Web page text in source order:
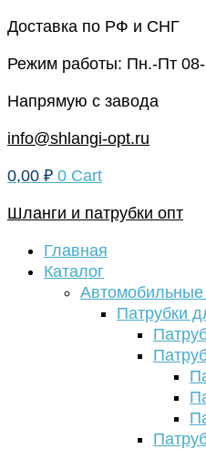
Перейти
содержимому
Доставка по РФ и СНГ
Режим работы: Пн.-Пт
Напрямую с завода
info@shlangi-opt.ru
0,00 ₽ 0 Cart
Шланги и патрубки опт
Главная
Каталог
Автомобильные
Патрубки